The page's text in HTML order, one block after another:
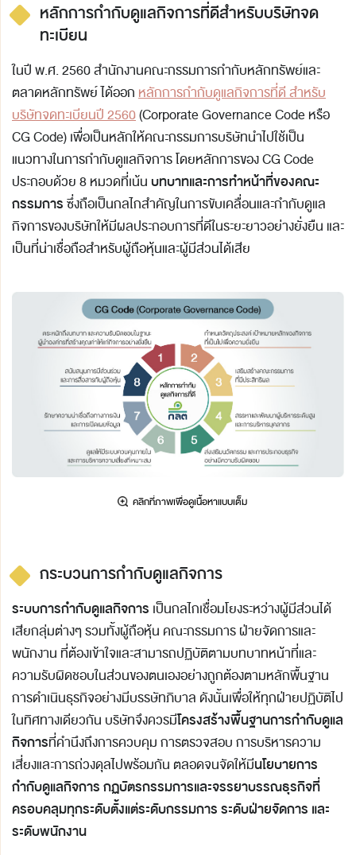
หลักการกำกับดูแลกิจการที่ดีสำหรับบริษัทจด
ทะเบียน
ในปี พ.ศ. 2560 สำนักงานคณะกรรมการกำกับหลักทรัพย์และ
ตลาดหลักทรัพย์ ได้ออกหลักการกำกับดูแลกิจการที่ดี สำหรับ
บริษัทจดทะเบียนปี 2560(Corporate Governance Code หรือ
CG Code) เพื่อเป็นหลักให้คณะกรรมการบริษัทนำไปใช้เป็น
แนวทางในการกำกับดูแลกิจการ โดยหลักการของ CG Code
ประกอบด้วย 8 หมวดที่เน้นบทบาทและการทำหน้าที่ของคณะ
กรรมการซึ่งถือเป็นกลไกสำคัญในการขับเคลื่อนและกำกับดูแล
กิจการของบริษัทให้มีผลประกอบการที่ดีในระยะยาวอย่างยั่งยืน และ
เป็นที่น่าเชื่อถือสำหรับผู้ถือหุ้นและผู้มีส่วนได้เสีย
กระบวนการกำกับดูแลกิจการ
ระบบการกำกับดูแลกิจการ เป็นกลไกเชื่อมโยงระหว่างผู้มีส่วนได้
เสียกลุ่มต่างๆ รวมทั้งผู้ถือหุ้น คณะกรรมการ ฝ่ายจัดการและ
พนักงาน ที่ต้องเข้าใจและสามารถปฏิบัติตามบทบาทหน้าที่และ
ความรับผิดชอบในส่วนของตนเองอย่างถูกต้องตามหลักพื้นฐาน
การดำเนินธุรกิจอย่างมีบรรษัทภิบาล ดังนั้นเพื่อให้ทุกฝ่ายปฏิบัติไป
ในทิศทางเดียวกัน บริษัทจึงควรมีโครงสร้างพื้นฐานการกำกับดูแล
กิจการที่คำนึงถึงการควบคุม การตรวจสอบ การบริหารความ
เสี่ยงและการถ่วงดุลไปพร้อมกัน ตลอดจนจัดให้มีนโยบายการ
กำกับดูแลกิจการ กฏบัตรกรรมการและจรรยาบรรณธุรกิจที่
ครอบคลุมทุกระดับตั้งแต่ระดับกรรมการ ระดับฝ่ายจัดการ และ
ระดับพนักงาน